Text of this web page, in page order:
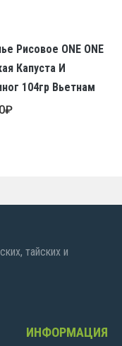
Рисовое ONE ONE
Капуста И
104гр Вьетнам
₽
тайских и
ИНФОРМАЦИЯ